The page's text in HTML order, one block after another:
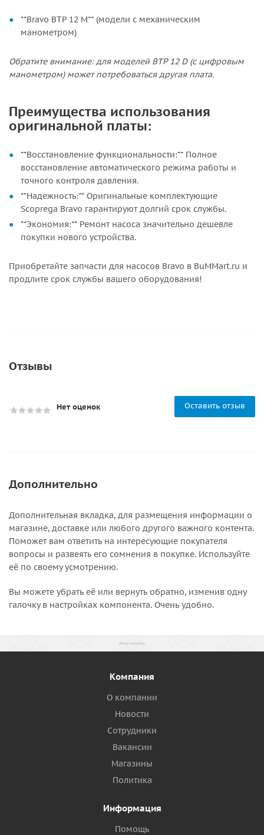
**Bravo BTP 12 M** (модели с механическим
манометром)
Обратите внимание: для моделей BTP 12 D (с цифровым
манометром) может потребоваться другая плата.
Преимущества использования
оригинальной платы:
**Восстановление функциональности:** Полное
восстановление автоматического режима работы и
точного контроля давления.
**Надежность:** Оригинальные комплектующие
Scoprega Bravo гарантируют долгий срок службы.
**Экономия:** Ремонт насоса значительно дешевле
покупки нового устройства.
Приобретайте запчасти для насосов Bravo в BuMMart.ru и
продлите срок службы вашего оборудования!
Отзывы
Нет оценок Оставить отзыв
Дополнительно
Дополнительная вкладка, для размещения информации о
магазине, доставке или любого другого важного контента.
Поможет вам ответить на интересующие покупателя
вопросы и развеять его сомнения в покупке. Используйте
её по своему усмотрению.
Вы можете убрать её или вернуть обратно, изменив одну
галочку в настройках компонента. Очень удобно.
Компания
О компании
Новости
Сотрудники
Вакансии
Магазины
Политика
Информация
Помощь